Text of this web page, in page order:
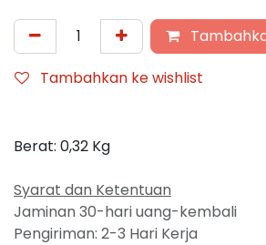
Tambahkan ke wishlist
Berat: 0,32 Kg
Syarat dan Ketentuan
Jaminan 30-hari uang-kembali
Pengiriman: 2-3 Hari Kerja